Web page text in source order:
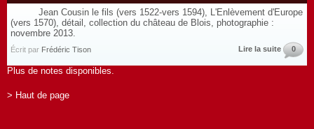
Jean Cousin le fils (vers 1522-vers 1594), L'Enlèvement d'Europe
(vers 1570), détail, collection du château de Blois, photographie :
novembre 2013.
Écrit par Frédéric Tison Lire la suite 0
Plus de notes disponibles.
> Haut de page